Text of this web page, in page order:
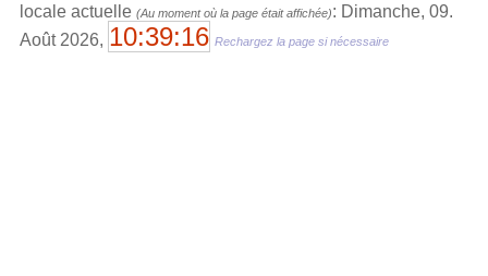
locale actuelle (Au moment où la page était affichée): Dimanche, 09.
Août 2026, 10:39:16 Rechargez la page si nécessaire